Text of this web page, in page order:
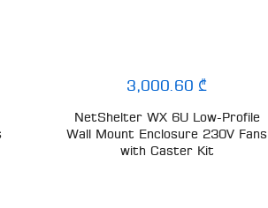
3,000.60 ₾
NetShelter WX 6U Low-Profile
Wall Mount Enclosure 230V Fans
with Caster Kit